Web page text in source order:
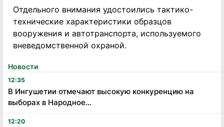
Новости
12:35
В Ингушетии отмечают высокую конкуренцию на
выборах в Народное...
12:20
Отдельного внимания удостоились тактико-
технические характеристики образцов
вооружения и автотранспорта, используемого
вневедомственной охраной.